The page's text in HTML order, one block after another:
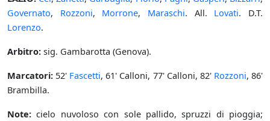
Governato, Rozzoni, Morrone, Maraschi. All. Lovati. D.T.
Lorenzo.
Arbitro: sig. Gambarotta (Genova).
Marcatori: 52' Fascetti, 61' Calloni, 77' Calloni, 82' Rozzoni, 86'
Brambilla.
Note: cielo nuvoloso con sole pallido, spruzzi di pioggia;